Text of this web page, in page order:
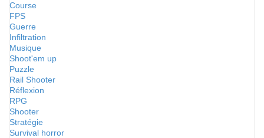
Course
FPS
Guerre
Infiltration
Musique
Shoot'em up
Puzzle
Rail Shooter
Réflexion
RPG
Shooter
Stratégie
Survival horror